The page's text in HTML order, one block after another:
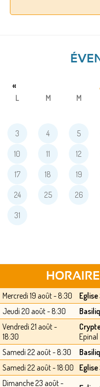
«
L M M
3 4 5
10 11 12
17 18 19
24 25 26
31
Mercredi 19 août - 8:30
Jeudi 20 août - 8:30
Vendredi 21 août -
18:30
Epinal
Samedi 22 août - 8:30
Samedi 22 août - 18:00
Dimanche 23 août -